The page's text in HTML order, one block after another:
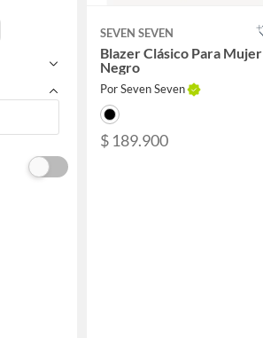
SEVEN SEVEN
Blazer Clásico Para Mujer
Negro
Por Seven Seven
$ 189.900